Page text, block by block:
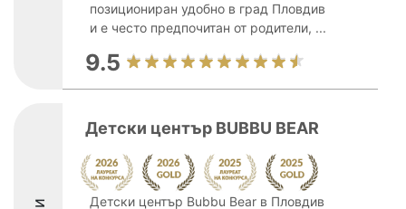
позициониран удобно в град Пловдив
и е често предпочитан от родители, ...
9.5
Детски център BUBBU BEAR
Детски център Bubbu Bear в Пловдив